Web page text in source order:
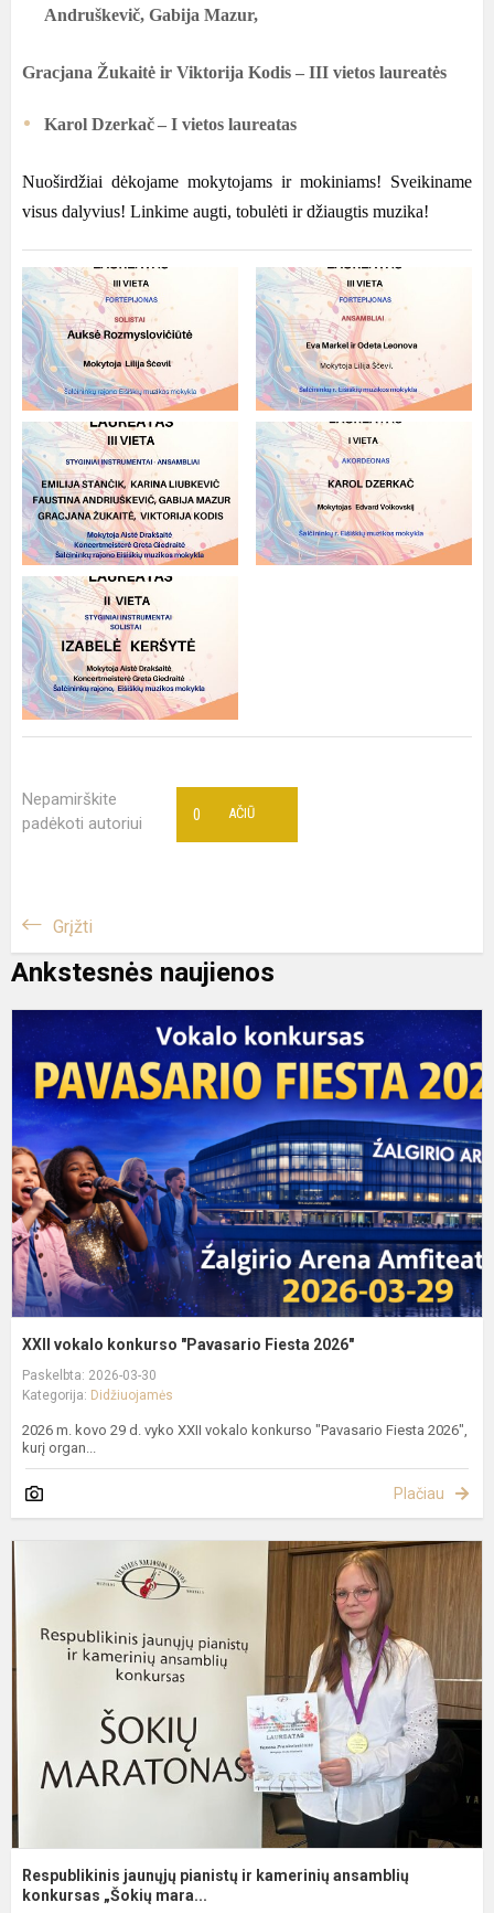
Andruškevič, Gabija Mazur,
Gracjana Žukaitė ir Viktorija Kodis – III vietos laureatės
Karol Dzerkač– I vietos laureatas
Nuoširdžiai dėkojame mokytojams ir mokiniams! Sveikiname
visus dalyvius! Linkime augti, tobulėti ir džiaugtis muzika!
Nepamirškite
padėkoti autoriui
AČIŪ
0
Grįžti
Ankstesnės naujienos
XXII vokalo konkurso "Pavasario Fiesta 2026"
Paskelbta: 2026-03-30
Kategorija: Didžiuojamės
2026 m. kovo 29 d. vyko XXII vokalo konkurso "Pavasario Fiesta 2026",
kurį organ...
Plačiau
Respublikinis jaunųjų pianistų ir kamerinių ansamblių
konkursas „Šokių mara...